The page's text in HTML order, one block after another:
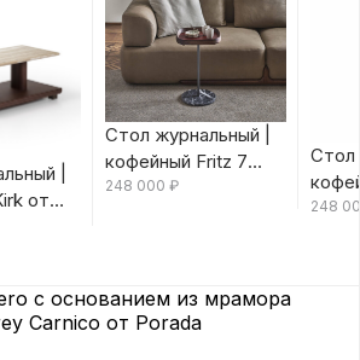
|
от
Стол журнальный |
кофейный Fritz 7
Canaletta/Rosso
248 000 ₽
Стол
248
с основанием из мрамора
Carnico от Porada